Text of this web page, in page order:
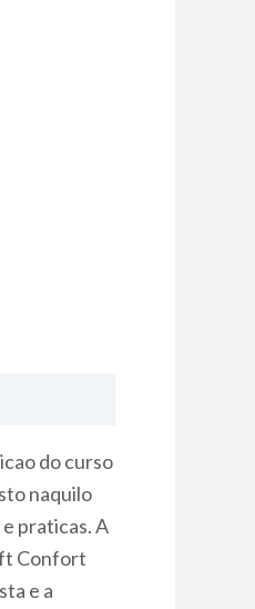
do curso
naquilo
praticas. A
Confort
e a